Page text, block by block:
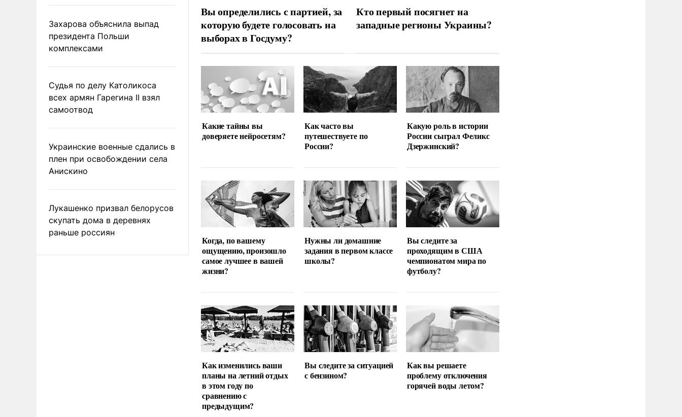
Захарова объяснила выпад
президента Польши
комплексами
Судья по делу Католикоса
всех армян Гарегина II взял
самоотвод
Украинские военные сдались в
плен при освобождении села
Анискино
Лукашенко призвал белорусов
скупать дома в деревнях
раньше россиян
Вы определились с партией, за
которую будете голосовать на
выборах в Госдуму?
Кто первый посягнет на
западные регионы Украины?
Какие тайны вы
доверяете нейросетям?
Как часто вы
путешествуете по
России?
Какую роль в истории
России сыграл Феликс
Дзержинский?
Когда, по вашему
ощущению, произошло
самое лучшее в вашей
жизни?
Нужны ли домашние
задания в первом классе
школы?
Вы следите за
проходящим в США
чемпионатом мира по
футболу?
Как изменились ваши
планы на летний отдых
в этом году по
сравнению с
предыдущим?
Вы следите за ситуацией
с бензином?
Как вы решаете
проблему отключения
горячей воды летом?